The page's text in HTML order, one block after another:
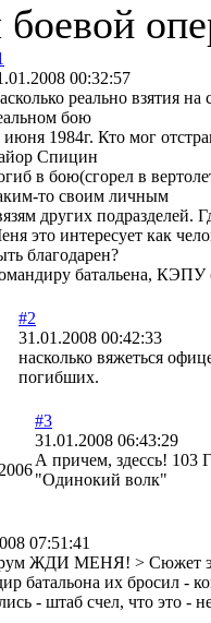
боевой
00:32:57
реально взятия
бою
1984г. Кто мог
Спицин
в бою(сгорел в
то своим личным
других подразделей.
это интересует как
благодарен?
батальена, КЭПУ
#2
31.01.2008 00:42:33
насколько вяжеться
погибших.
#3
31.01.2008 06:43:29
А причем, здессь!
"Одинокий волк"
07:51:41
ЖДИ МЕНЯ! > Сюжет
батальона их бросил -
- штаб ​счел, что это -